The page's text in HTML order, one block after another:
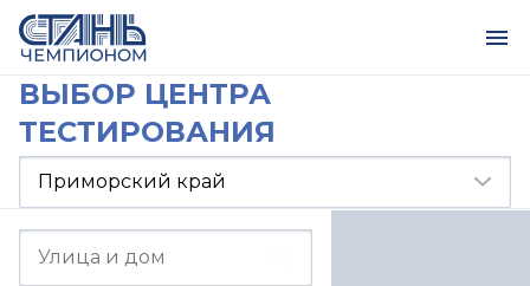
ВЫБОР ЦЕНТРА
ТЕСТИРОВАНИЯ